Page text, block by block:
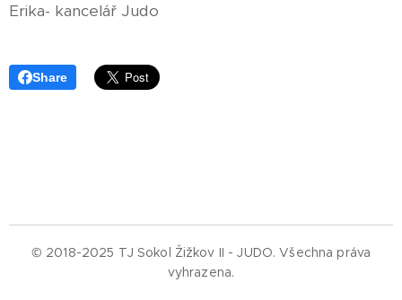
Erika- kancelář Judo
Share
© 2018-2025 TJ Sokol Žižkov II - JUDO. Všechna práva
vyhrazena.